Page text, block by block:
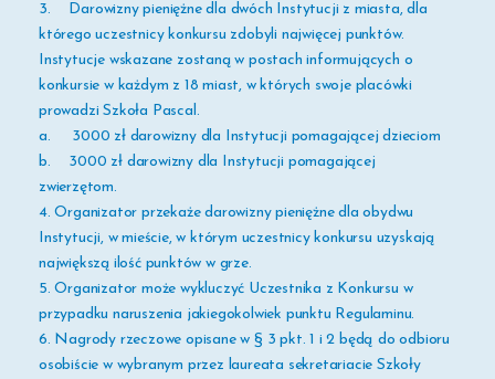
3.
Darowizny pieniężne dla dwóch Instytucji z miasta, dla
którego uczestnicy konkursu zdobyli najwięcej punktów.
Instytucje wskazane zostaną w postach informujących o
konkursie w każdym z 18 miast, w których swoje placówki
prowadzi Szkoła Pascal.
a.
3000 zł darowizny dla Instytucji pomagającej dzieciom
b.
3000 zł darowizny dla Instytucji pomagającej
zwierzętom.
4.Organizator przekaże darowizny pieniężne dla obydwu
Instytucji, w mieście, w którym uczestnicy konkursu uzyskają
największą ilość punktów w grze.
5. Organizator może wykluczyć Uczestnika z Konkursu w
przypadku naruszenia jakiegokolwiek punktu Regulaminu.
6. Nagrody rzeczowe opisane w § 3 pkt. 1 i 2 będą do odbioru
osobiście w wybranym przez laureata sekretariacie Szkoły